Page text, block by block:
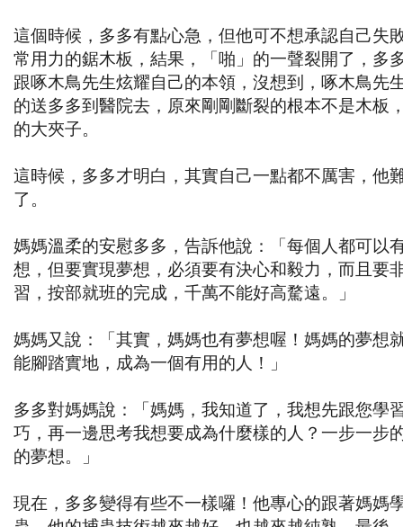
這個時候，多多有點心急，但他可不想承認自己失
常用力的鋸木板，結果，「啪」的一聲裂開了，多
跟啄木鳥先生炫耀自己的本領，沒想到，啄木鳥先
的送多多到醫院去，原來剛剛斷裂的根本不是木板
的大夾子。
這時候，多多才明白，其實自己一點都不厲害，他
了。
媽媽溫柔的安慰多多，告訴他說：「每個人都可以
想，但要實現夢想，必須要有決心和毅力，而且要
習，按部就班的完成，千萬不能好高騖遠。」
媽媽又說：「其實，媽媽也有夢想喔！媽媽的夢想
能腳踏實地，成為一個有用的人！」
多多對媽媽說：「媽媽，我知道了，我想先跟您學
巧，再一邊思考我想要成為什麼樣的人？一步一步
的夢想。」
現在，多多變得有些不一樣囉！他專心的跟著媽媽